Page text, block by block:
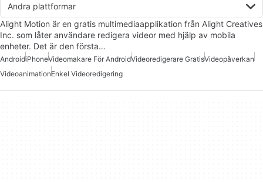
Andra plattformar
Alight Motion är en gratis multimediaapplikation från Alight Creatives
Inc. som låter användare redigera videor med hjälp av mobila
enheter. Det är den första…
AndroidiPhoneVideomakare För AndroidVideoredigerare GratisVideopåverkan
VideoanimationEnkel Videoredigering